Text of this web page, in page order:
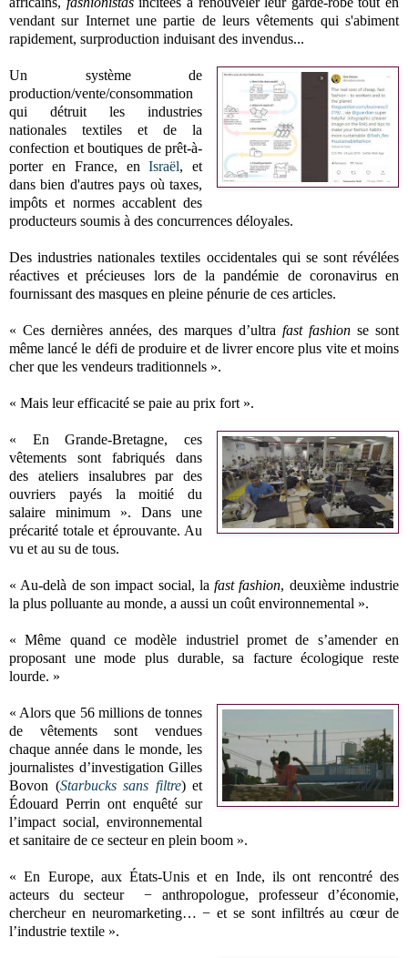
vendant sur Internet une partie de leurs vêtements qui s'abiment
rapidement, surproduction induisant des invendus...
Un système de
production/vente/consommation
qui détruit les industries
nationales textiles et de la
confection et boutiques de prêt-à-
porter en France, enIsraël, et
dans bien d'autres pays où taxes,
impôts et normes accablent des
producteurs soumis à des concurrences déloyales.
Des industries nationales textiles occidentales qui se sont révélées
réactives et précieuses lors de la pandémie de coronavirus en
fournissant des masques en pleine pénurie de ces articles.
« Ces dernières années, des marques d’ultra fast fashion se sont
même lancé le défi de produire et de livrer encore plus vite et moins
cher que les vendeurs traditionnels ».
« Mais leur efficacité se paie au prix fort ».
« En Grande-Bretagne, ces
vêtements sont fabriqués dans
des ateliers insalubres par des
ouvriers payés la moitié du
salaire minimum ». Dans une
précarité totale et éprouvante. Au
vu et au su de tous.
« Au-delà de son impact social, lafast fashion, deuxième industrie
la plus polluante au monde, a aussi un coût environnemental ».
« Même quand ce modèle industriel promet de s’amender en
proposant une mode plus durable, sa facture écologique reste
lourde. »
« Alors que 56 millions de tonnes
de vêtements sont vendues
chaque année dans le monde, les
journalistes d’investigation Gilles
Bovon (Starbucks sans filtre) et
Édouard Perrin ont enquêté sur
l’impact social, environnemental
et sanitaire de ce secteur en plein boom ».
« En Europe, aux États-Unis et en Inde, ils ont rencontré des
acteurs du secteur − anthropologue, professeur d’économie,
chercheur en neuromarketing… − et se sont infiltrés au cœur de
l’industrie textile ».